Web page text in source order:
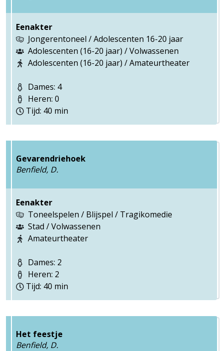
Eenakter
Jongerentoneel / Adolescenten 16-20 jaar
Adolescenten (16-20 jaar) / Volwassenen
Adolescenten (16-20 jaar) / Amateurtheater
Dames: 4
Heren: 0
Tijd: 40 min
Gevarendriehoek
Benfield, D.
Eenakter
Toneelspelen / Blijspel / Tragikomedie
Stad / Volwassenen
Amateurtheater
Dames: 2
Heren: 2
Tijd: 40 min
Het feestje
Benfield, D.